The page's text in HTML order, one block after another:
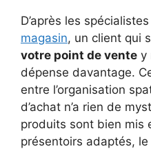
D’après les spécialistes
magasin, un client qui
votre point de vente y
dépense davantage.
entre l’organisation
d’achat n’a rien de
produits sont bien mis
présentoirs adaptés,